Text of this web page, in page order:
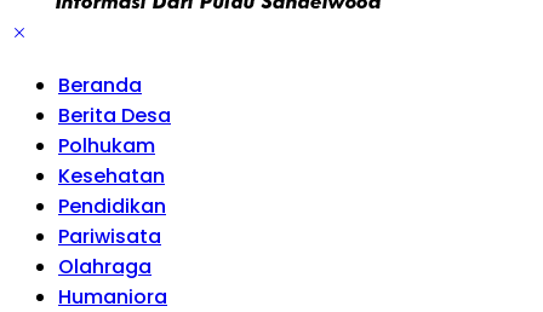
Beranda
Berita Desa
Polhukam
Kesehatan
Pendidikan
Pariwisata
Olahraga
Humaniora